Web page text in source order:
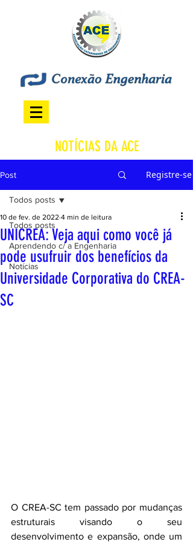
NOTÍCIAS DA ACE
Post Registre-se
Todos posts
Aprendendo c/ a Engenharia
Notícias
Todos posts
UNICREA: Veja aqui como você já
pode usufruir dos benefícios da
Universidade Corporativa do CREA-
SC
10 de fev. de 2022 4 min de leitura
O CREA-SC tem passado por mudanças
estruturais visando o seu
desenvolvimento e expansão, onde um